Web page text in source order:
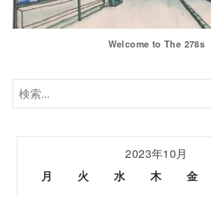
Welcome to The 278s
2023年10月
月
火 水 木 金